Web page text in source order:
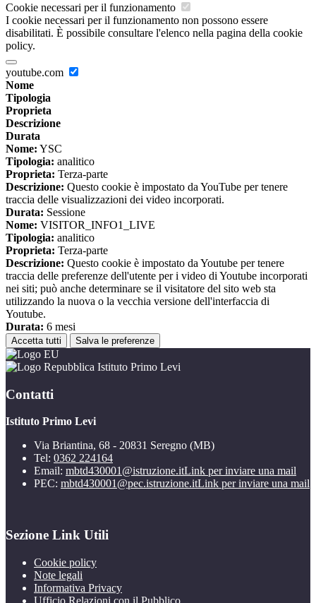
Cookie necessari per il funzionamento
I cookie necessari per il funzionamento non possono essere
disabilitati. È possibile consultare l'elenco nella pagina della cookie
policy.
youtube.com
Nome
Tipologia
Proprieta
Descrizione
Durata
Nome: YSC
Tipologia: analitico
Proprieta: Terza-parte
Descrizione: Questo cookie è impostato da YouTube per tenere
traccia delle visualizzazioni dei video incorporati.
Durata: Sessione
Nome: VISITOR_INFO1_LIVE
Tipologia: analitico
Proprieta: Terza-parte
Descrizione: Questo cookie è impostato da Youtube per tenere
traccia delle preferenze dell'utente per i video di Youtube incorporati
nei siti; può anche determinare se il visitatore del sito web sta
utilizzando la nuova o la vecchia versione dell'interfaccia di
Youtube.
Durata: 6 mesi
Accetta tutti Salva le preferenze
Istituto Primo Levi
Contatti
Istituto Primo Levi
Via Briantina, 68 - 20831 Seregno (MB)
Tel: 0362 224164
Email: mbtd430001@istruzione.itLink per inviare una mail
PEC: mbtd430001@pec.istruzione.itLink per inviare una mail
Sezione Link Utili
Cookie policy
Note legali
Informativa Privacy
Ufficio Relazioni con il Pubblico